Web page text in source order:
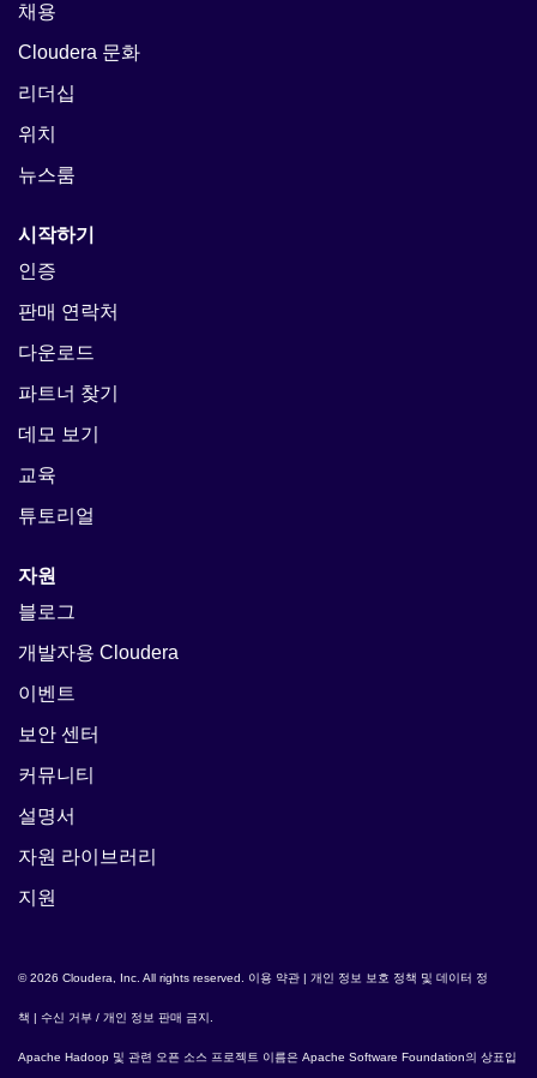
채용
Cloudera 문화
리더십
위치
뉴스룸
시작하기
인증
판매 연락처
다운로드
파트너 찾기
데모 보기
교육
튜토리얼
자원
블로그
개발자용 Cloudera
이벤트
보안 센터
커뮤니티
설명서
자원 라이브러리
지원
© 2026 Cloudera, Inc. All rights reserved. 이용 약관 | 개인 정보 보호 정책 및 데이터 정
책 | 수신 거부 / 개인 정보 판매 금지.
Apache Hadoop 및 관련 오픈 소스 프로젝트 이름은 Apache Software Foundation의 상표입